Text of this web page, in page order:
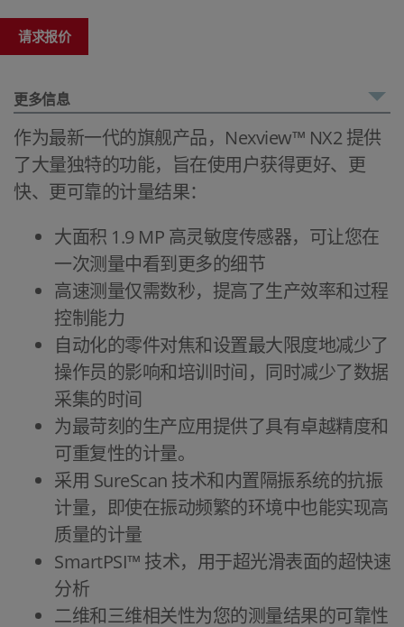
请求报价
更多信息
作为最新一代的旗舰产品，Nexview™ NX2 提供
了大量独特的功能，旨在使用户获得更好、更
快、更可靠的计量结果：
大面积 1.9 MP 高灵敏度传感器，可让您在
一次测量中看到更多的细节
高速测量仅需数秒，提高了生产效率和过程
控制能力
自动化的零件对焦和设置最大限度地减少了
操作员的影响和培训时间，同时减少了数据
采集的时间
为最苛刻的生产应用提供了具有卓越精度和
可重复性的计量。
采用 SureScan 技术和内置隔振系统的抗振
计量，即使在振动频繁的环境中也能实现高
质量的计量
SmartPSI™ 技术，用于超光滑表面的超快速
分析
二维和三维相关性为您的测量结果的可靠性